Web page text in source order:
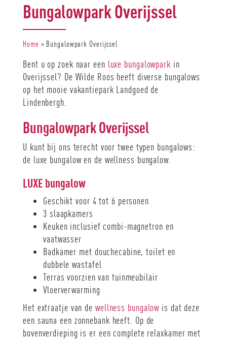
Bungalowpark Overijssel
Home » Bungalowpark Overijssel
Bent u op zoek naar een luxe bungalowpark in
Overijssel? De Wilde Roos heeft diverse bungalows
op het mooie vakantiepark Landgoed de
Lindenbergh.
Bungalowpark Overijssel
U kunt bij ons terecht voor twee typen bungalows:
de luxe bungalow en de wellness bungalow.
LUXE bungalow
Geschikt voor 4 tot 6 personen
3 slaapkamers
Keuken inclusief combi-magnetron en
vaatwasser
Badkamer met douchecabine, toilet en
dubbele wastafel
Terras voorzien van tuinmeubilair
Vloerverwarming
Het extraatje van de wellness bungalow is dat deze
een sauna een zonnebank heeft. Op de
bovenverdieping is er een complete relaxkamer met